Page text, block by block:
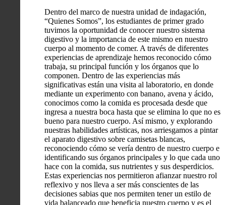
Dentro del marco de nuestra unidad de indagación,
“Quienes Somos”, los estudiantes de primer grado
tuvimos la oportunidad de conocer nuestro sistema
digestivo y la importancia de este mismo en nuestro
cuerpo al momento de comer. A través de diferentes
experiencias de aprendizaje hemos reconocido cómo
trabaja, su principal función y los órganos que lo
componen. Dentro de las experiencias más
significativas están una visita al laboratorio, en donde
mediante un experimento con banano, avena y ácido,
conocimos como la comida es procesada desde que
ingresa a nuestra boca hasta que se elimina lo que no es
bueno para nuestro cuerpo. Así mismo, y explorando
nuestras habilidades artísticas, nos arriesgamos a pintar
el aparato digestivo sobre camisetas blancas,
reconociendo cómo se vería dentro de nuestro cuerpo e
identificando sus órganos principales y lo que cada uno
hace con la comida, sus nutrientes y sus desperdicios.
Estas experiencias nos permitieron afianzar nuestro rol
reflexivo y nos lleva a ser más conscientes de las
decisiones sabias que nos permiten tener un estilo de
vida balanceado que beneficia nuestro cuerpo y es el